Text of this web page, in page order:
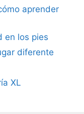
aprender
en los pies
diferente
XL